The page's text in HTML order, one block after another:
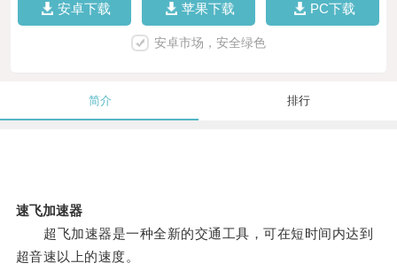
安卓下载 苹果下载 PC下载
安卓市场，安全绿色
简介 排行
速飞加速器
超飞加速器是一种全新的交通工具，可在短时间内达到
超音速以上的速度。